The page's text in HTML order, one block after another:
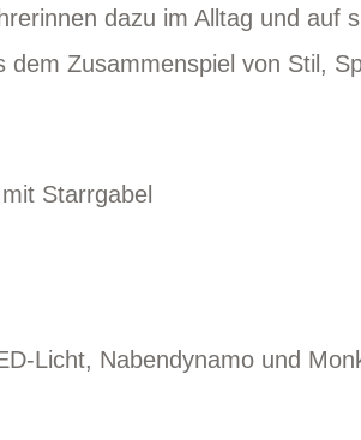
dazu im Alltag und auf
Zusammenspiel von Stil,
Starrgabel
Licht, Nabendynamo und